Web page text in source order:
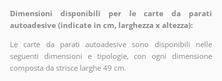
Dimensioni disponibili per le carte da parati
autoadesive (indicate in cm, larghezza x altezza):
Le carte da parati autoadesive sono disponibili nelle
seguenti dimensioni e tipologie, con ogni dimensione
composta da strisce larghe 49 cm.